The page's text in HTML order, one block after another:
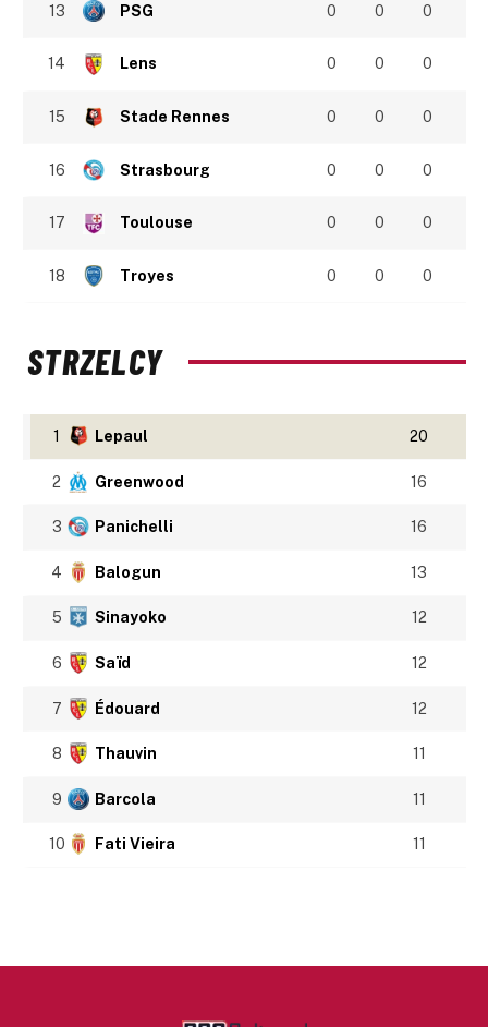
13 PSG 0 0 0
14 Lens 0 0 0
15 Stade Rennes 0 0 0
16 Strasbourg 0 0 0
17 Toulouse 0 0 0
18 Troyes 0 0 0
STRZELCY
1 Lepaul 20
2 Greenwood 16
3 Panichelli 16
4 Balogun 13
5 Sinayoko 12
6 Saïd 12
7 Édouard 12
8 Thauvin 11
9 Barcola 11
10 Fati Vieira 11